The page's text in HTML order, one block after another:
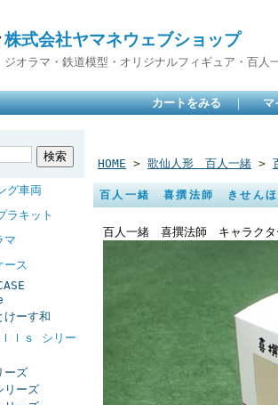
株式会社ヤマネウェブショップ
ジオラマ・鉄道模型・オリジナルフィギュア・百人
カートをみる ｜ マ
グ車両
ラキット
マ
ース
けーす和
ｌｓ シリー
ーズ
リーズ
HOME > 歌仙人形 百人一緒 >
百人一緒 喜撰法師 きせん
百人一緒 喜撰法師 キャラクタ